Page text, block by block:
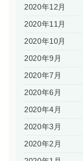
2020年12月
2020年11月
2020年10月
2020年9月
2020年7月
2020年6月
2020年4月
2020年3月
2020年2月